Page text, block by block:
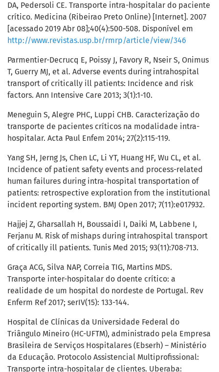
DA, Pedersoli CE. Transporte intra-hospitalar do paciente
crítico. Medicina (Ribeirao Preto Online) [Internet]. 2007
[acessado 2019 Abr 08];40(4):500-508. Disponível em
http://www.revistas.usp.br/rmrp/article/view/346
Parmentier-Decrucq E, Poissy J, Favory R, Nseir S, Onimus
T, Guerry MJ, et al. Adverse events during intrahospital
transport of critically ill patients: Incidence and risk
factors. Ann Intensive Care 2013; 3(1):1-10.
Meneguin S, Alegre PHC, Luppi CHB. Caracterização do
transporte de pacientes críticos na modalidade intra-
hospitalar. Acta Paul Enfem 2014; 27(2):115-119.
Yang SH, Jerng Js, Chen LC, Li YT, Huang HF, Wu CL, et al.
Incidence of patient safety events and process-related
human failures during intra-hospital transportation of
patients: retrospective exploration from the institutional
incident reporting system. BMJ Open 2017; 7(11):e017932.
Hajjej Z, Gharsallah H, Boussaidi I, Daiki M, Labbene I,
Ferjanu M. Risk of mishaps during intrahospital transport
of critically ill patients. Tunis Med 2015; 93(11):708-713.
Graça ACG, Silva NAP, Correia TIG, Martins MDS.
Transporte inter-hospitalar do doente crítico: a
realidade de um hospital do nordeste de Portugal. Rev
Enferm Ref 2017; serIV(15): 133-144.
Hospital de Clínicas da Universidade Federal do
Triângulo Mineiro (HC-UFTM), administrado pela Empresa
Brasileira de Serviços Hospitalares (Ebserh) – Ministério
da Educação. Protocolo Assistencial Multiprofissional:
Transporte intra-hospitalar de clientes. Uberaba: